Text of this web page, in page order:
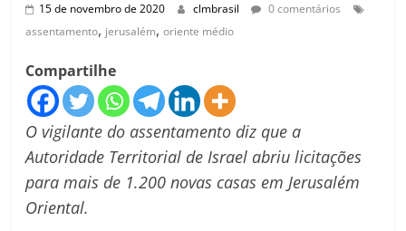
15 de novembro de 2020 clmbrasil
0 comentários
assentamento, jerusalém,oriente médio
Compartilhe
O vigilante do assentamento diz que a
Autoridade Territorial de Israel abriu licitações
para mais de 1.200 novas casas em Jerusalém
Oriental.